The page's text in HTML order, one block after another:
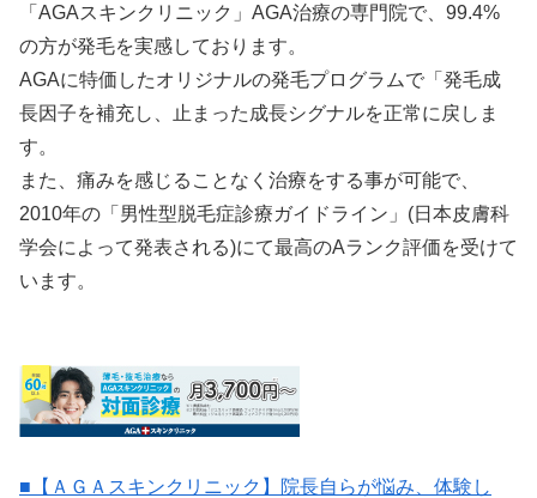
「AGAスキンクリニック」AGA治療の専門院で、99.4%
の方が発毛を実感しております。
AGAに特価したオリジナルの発毛プログラムで「発毛成
長因子を補充し、止まった成長シグナルを正常に戻しま
す。
また、痛みを感じることなく治療をする事が可能で、
2010年の「男性型脱毛症診療ガイドライン」(日本皮膚科
学会によって発表される)にて最高のAランク評価を受けて
います。
■【ＡＧＡスキンクリニック】院長自らが悩み、体験し